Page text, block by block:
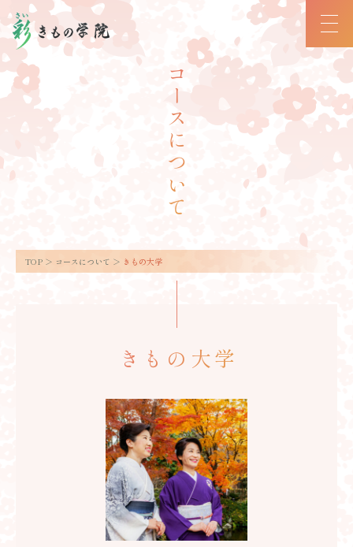
コースについて
TOP コースについて きもの大学
きもの大学